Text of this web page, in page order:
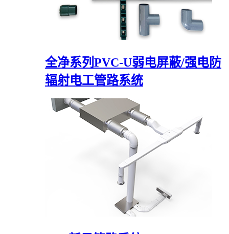
全净系列PVC-U弱电屏蔽/强电防
辐射电工管路系统